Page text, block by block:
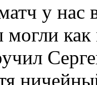
у нас
как